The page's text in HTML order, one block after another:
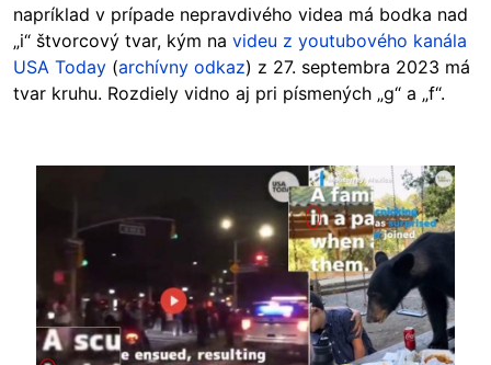
napríklad v prípade nepravdivého videa má bodka nad
„i“ štvorcový tvar, kým na videu z youtubového kanála
USA Today (archívny odkaz) z 27. septembra 2023 má
tvar kruhu. Rozdiely vidno aj pri písmených „g“ a „f“.